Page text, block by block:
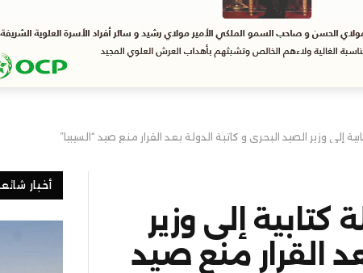
إلى وزير الصيد البحري و كاتبة الدولة بعد القرار منع صيد “السيبيا”
كتابية إلى وزير
القرار منع صيد
أخبار